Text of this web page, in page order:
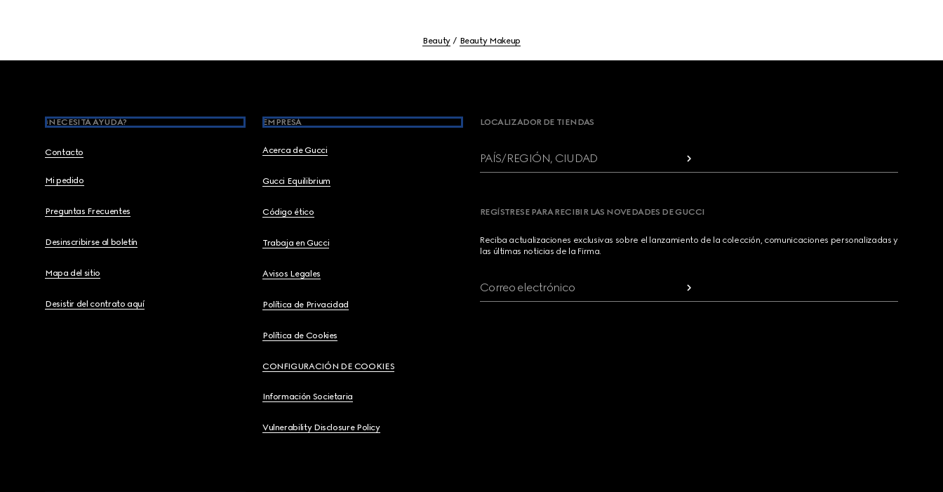
Beauty Beauty Makeup
¿NECESITA AYUDA?
Contacto
Mi pedido
Preguntas Frecuentes
Desinscribirse al boletín
Mapa del sitio
Desistir del contrato aquí
EMPRESA
Acerca de Gucci
Gucci Equilibrium
Código ético
Trabaja en Gucci
Avisos Legales
Política de Privacidad
Política de Cookies
CONFIGURACIÓN DE COOKIES
Información Societaria
Vulnerability Disclosure Policy
LOCALIZADOR DE TIENDAS
PAÍS/REGIÓN, CIUDAD
REGÍSTRESE PARA RECIBIR LAS NOVEDADES DE GUCCI
Reciba actualizaciones exclusivas sobre el lanzamiento de la colección, comunicaciones personalizadas y
las últimas noticias de la Firma.
Correo electrónico